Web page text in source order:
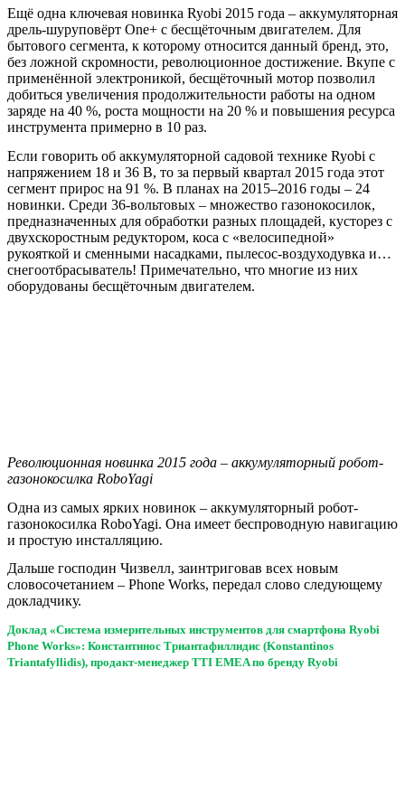
Ещё одна ключевая новинка Ryobi 2015 года – аккумуляторная
дрель-шуруповёрт One+ с бесщёточным двигателем. Для
бытового сегмента, к которому относится данный бренд, это,
без ложной скромности, революционное достижение. Вкупе с
применённой электроникой, бесщёточный мотор позволил
добиться увеличения продолжительности работы на одном
заряде на 40 %, роста мощности на 20 % и повышения ресурса
инструмента примерно в 10 раз.
Если говорить об аккумуляторной садовой технике Ryobi с
напряжением 18 и 36 В, то за первый квартал 2015 года этот
сегмент прирос на 91 %. В планах на 2015–2016 годы – 24
новинки. Среди 36-вольтовых – множество газонокосилок,
предназначенных для обработки разных площадей, кусторез с
двухскоростным редуктором, коса с «велосипедной»
рукояткой и сменными насадками, пылесос-воздуходувка и…
снегоотбрасыватель! Примечательно, что многие из них
оборудованы бесщёточным двигателем.
Революционная новинка 2015 года – аккумуляторный робот-
газонокосилка RoboYagi
Одна из самых ярких новинок – аккумуляторный робот-
газонокосилка RoboYagi. Она имеет беспроводную навигацию
и простую инсталляцию.
Дальше господин Чизвелл, заинтриговав всех новым
словосочетанием – Phone Works, передал слово следующему
докладчику.
Доклад «Система измерительных инструментов для смартфона Ryobi
Phone Works»: Константинос Триантафиллидис (Konstantinos
Triantafyllidis), продакт-менеджер TTI EMEA по бренду Ryobi